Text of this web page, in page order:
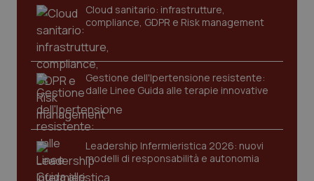
Cloud sanitario: infrastrutture,
compliance, GDPR e Risk management
Gestione dell'Ipertensione resistente:
dalle Linee Guida alle terapie innovative
Leadership Infermieristica 2026: nuovi
modelli di responsabilità e autonomia
CookieScriptConsent
CookieScript
www.quotidianosanita.it